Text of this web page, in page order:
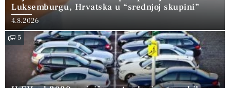
Luksemburgu, Hrvatska u “srednjoj skupini”
4.8.2026
5